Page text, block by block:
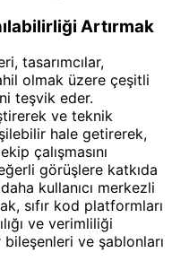
Artırmak
tasarımcılar,
olmak üzere çeşitli
teşvik eder.
ve teknik
hale getirerek,
çalışmasını
görüşlere katkıda
kullanıcı merkezli
sıfır kod platformları
ve verimliliği
ve şablonları